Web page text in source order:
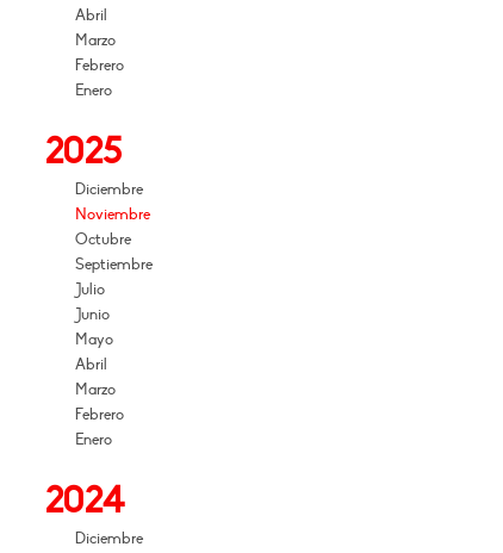
Abril
Marzo
Febrero
Enero
2025
Diciembre
Noviembre
Octubre
Septiembre
Julio
Junio
Mayo
Abril
Marzo
Febrero
Enero
2024
Diciembre